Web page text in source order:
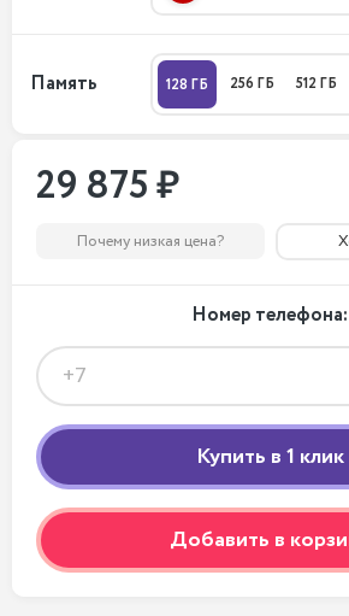
Память 128 ГБ 256 ГБ 512 ГБ
29 875 ₽
Почему низкая цена?
Номер телефона:
Добавить в